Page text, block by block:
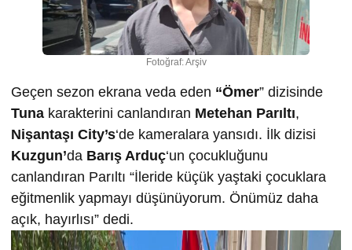
Fotoğraf: Arşiv
Geçen sezon ekrana veda eden “Ömer” dizisinde
Tuna karakterini canlandıran Metehan Parıltı,
Nişantaşı City’s‘de kameralara yansıdı. İlk dizisi
Kuzgun’da Barış Arduç‘un çocukluğunu
canlandıran Parıltı “İleride küçük yaştaki çocuklara
eğitmenlik yapmayı düşünüyorum. Önümüz daha
açık, hayırlısı” dedi.